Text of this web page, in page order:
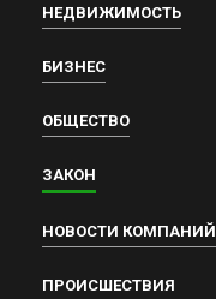
НЕДВИЖИМОСТЬ
БИЗНЕС
ОБЩЕСТВО
ЗАКОН
НОВОСТИ КОМПАНИЙ
ПРОИСШЕСТВИЯ